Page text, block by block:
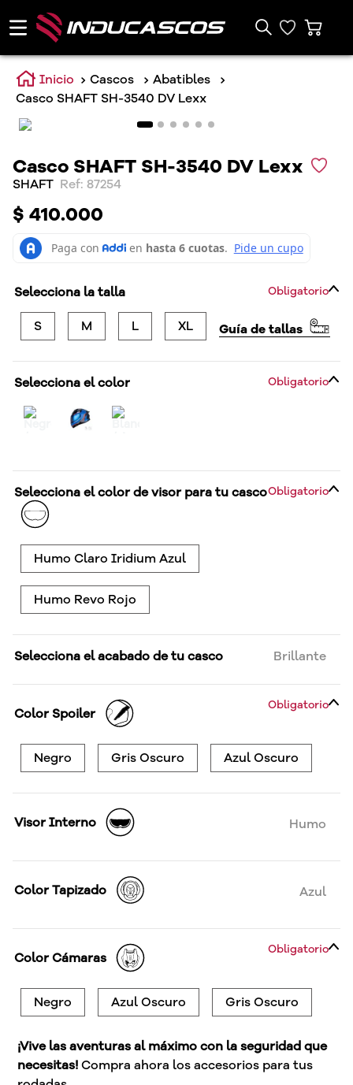
Cascos
Abatibles
Casco SHAFT SH-3540 DV Lexx
Casco SHAFT SH-3540 DV Lexx
SHAFT : 87254
$ 410.000
Selecciona el color Obligatorio
Selecciona la talla Obligatorio
S M L XL Guía de tallas
Selecciona el color de visor para tu cascoObligatorio
Humo Claro Iridium Azul
Humo Revo Rojo
Selecciona el acabado de tu casco Brillante
Color Spoiler
Obligatorio
Negro Gris Oscuro Azul Oscuro
Visor Interno Humo
Color Tapizado Azul
Color Cámaras
Obligatorio
Negro Azul Oscuro Gris Oscuro
¡Vive las aventuras al máximo con la seguridad que
necesitas!Compra ahora los accesorios para tus